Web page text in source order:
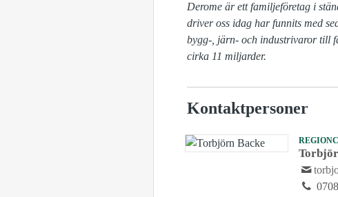
Derome är ett familjeföretag i
driver oss idag har funnits med
bygg-, järn- och industrivaror till
cirka 11 miljarder.
Kontaktpersoner